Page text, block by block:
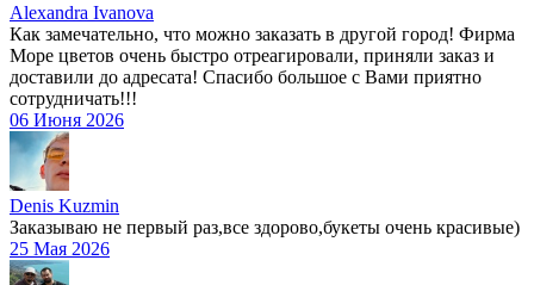
Alexandra Ivanova
Как замечательно, что можно заказать в другой город! Фирма
Море цветов очень быстро отреагировали, приняли заказ и
доставили до адресата! Спасибо большое с Вами приятно
сотрудничать!!!
06 Июня 2026
Denis Kuzmin
Заказываю не первый раз,все здорово,букеты очень красивые)
25 Мая 2026